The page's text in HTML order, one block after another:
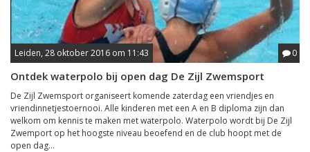
Leiden, 28 oktober 2016 om 11:43 0
Ontdek waterpolo bij open dag De Zijl Zwemsport
De Zijl Zwemsport organiseert komende zaterdag een vriendjes en
vriendinnetjestoernooi. Alle kinderen met een A en B diploma zijn dan
welkom om kennis te maken met waterpolo. Waterpolo wordt bij De Zijl
Zwemport op het hoogste niveau beoefend en de club hoopt met de
open dag...